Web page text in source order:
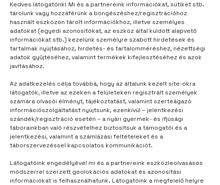
Kedves látogatónk! Mi és a partnereink információkat, sütiket stb.
tárolunk vagy hozzáférünk a böngészéshez/regisztrációhoz
használt eszközön tárolt információkhoz, illetve személyes
adatokat (egyedi azonosítókat, az eszköz által küldött alapvető
információkat stb.) kezelünk személyre szabott hirdetések és
tartalmak nyújtásához, hirdetés- és tartalomméréshez, nézettségi
adatok gyűjtéséhez, valamint termékek kifejlesztéséhez és azok
javításához.
Az adatkezelés célja továbbá, hogy az általunk kezelt site-okra
látogatók, illetve az ezeken a felületeken regisztrált személyek
számára olvasói élményt, tájékoztatást, valamint szerteágazó
információszolgáltatást nyújtsunk, ezenkívül – jelentkezési
szándék/regisztráció esetén – a nyári gyermek- és ifjúsági
táborainkban való részvételhez biztosítsuk a támogatói és a
jelentkezési, valamint a számlázási feltételeket és a
táborszervezéssel kapcsolatos kommunikációt.
Látogatóink engedélyével mi és a partnereink eszközleolvasásos
módszerrel szerzett geolokációs adatokat és azonosítási
információkat is felhasználhatunk. Látogatóink a megfelelő helyre
TÁBORUNK 2 év telt el
A megfizethetetlen
fluxuskondenzátor